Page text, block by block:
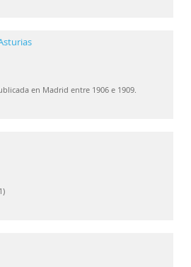
en Madrid entre 1906 e 1909.